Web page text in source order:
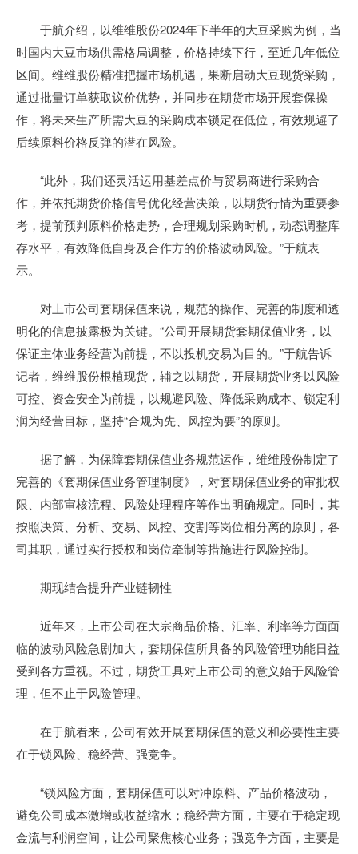
于航介绍，以维维股份2024年下半年的大豆采购为例，当
时国内大豆市场供需格局调整，价格持续下行，至近几年低位
区间。维维股份精准把握市场机遇，果断启动大豆现货采购，
通过批量订单获取议价优势，并同步在期货市场开展套保操
作，将未来生产所需大豆的采购成本锁定在低位，有效规避了
后续原料价格反弹的潜在风险。
“此外，我们还灵活运用基差点价与贸易商进行采购合
作，并依托期货价格信号优化经营决策，以期货行情为重要参
考，提前预判原料价格走势，合理规划采购时机，动态调整库
存水平，有效降低自身及合作方的价格波动风险。”于航表
示。
对上市公司套期保值来说，规范的操作、完善的制度和透
明化的信息披露极为关键。“公司开展期货套期保值业务，以
保证主体业务经营为前提，不以投机交易为目的。”于航告诉
记者，维维股份根植现货，辅之以期货，开展期货业务以风险
可控、资金安全为前提，以规避风险、降低采购成本、锁定利
润为经营目标，坚持“合规为先、风控为要”的原则。
据了解，为保障套期保值业务规范运作，维维股份制定了
完善的《套期保值业务管理制度》，对套期保值业务的审批权
限、内部审核流程、风险处理程序等作出明确规定。同时，其
按照决策、分析、交易、风控、交割等岗位相分离的原则，各
司其职，通过实行授权和岗位牵制等措施进行风险控制。
期现结合提升产业链韧性
近年来，上市公司在大宗商品价格、汇率、利率等方面面
临的波动风险急剧加大，套期保值所具备的风险管理功能日益
受到各方重视。不过，期货工具对上市公司的意义始于风险管
理，但不止于风险管理。
在于航看来，公司有效开展套期保值的意义和必要性主要
在于锁风险、稳经营、强竞争。
“锁风险方面，套期保值可以对冲原料、产品价格波动，
避免公司成本激增或收益缩水；稳经营方面，主要在于稳定现
金流与利润空间，让公司聚焦核心业务；强竞争方面，主要是